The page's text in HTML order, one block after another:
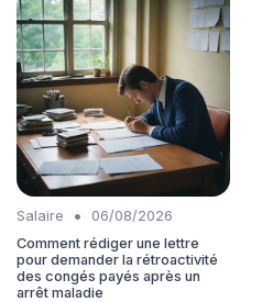
Salaire •
06/08/2026
Comment rédiger une lettre
pour demander la rétroactivité
des congés payés après un
arrêt maladie